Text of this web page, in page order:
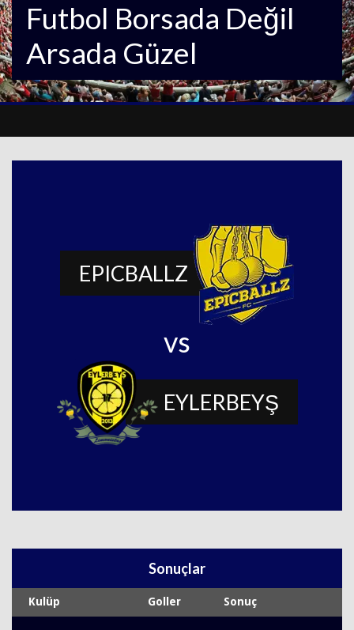
Futbol Borsada Değil
Arsada Güzel
EPICBALLZ
vs
EYLERBEYŞ
Sonuçlar
Kulüp Goller Sonuç